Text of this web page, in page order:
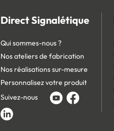
Direct Signalétique
Qui sommes-nous ?
Nos ateliers de fabrication
Nos réalisations sur-mesure
Personnalisez votre produit
Suivez-nous